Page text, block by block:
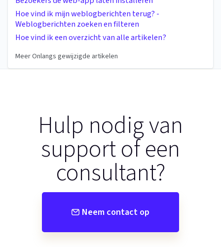
Hoe vind ik mijn weblogberichten terug? -
Weblogberichten zoeken en filteren
Hoe vind ik een overzicht van alle artikelen?
Meer Onlangs gewijzigde artikelen
Hulp nodig van
support of een
consultant?
Neem contact op